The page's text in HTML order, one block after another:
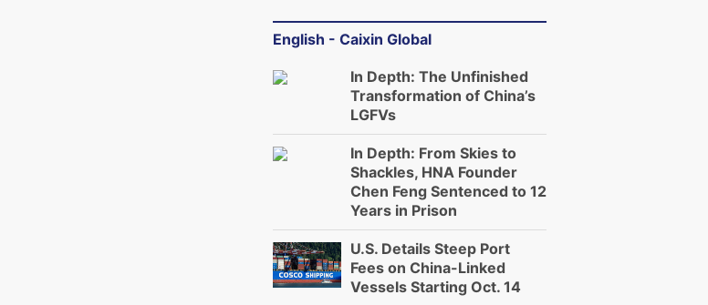
English - Caixin Global
In Depth: The Unfinished
Transformation of China’s
LGFVs
In Depth: From Skies to
Shackles, HNA Founder
Chen Feng Sentenced to 12
Years in Prison
U.S. Details Steep Port
Fees on China-Linked
Vessels Starting Oct. 14